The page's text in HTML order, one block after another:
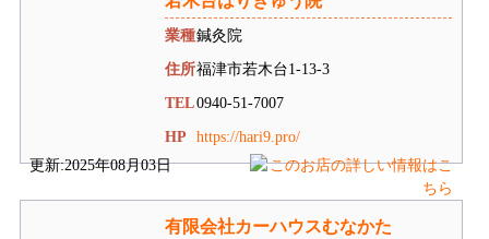
業種鍼灸院
住所福津市若木台1-13-3
TEL0940-51-7007
HP
https://hari9.pro/
更新:2025年08月03日
有限会社カーハウスむなかた